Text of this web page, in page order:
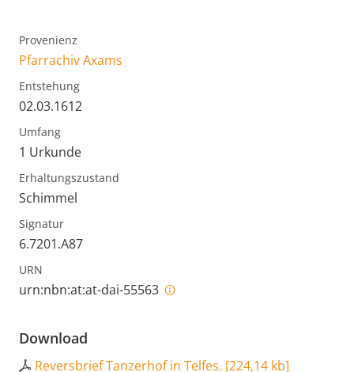
Provenienz
Pfarrachiv Axams
Entstehung
02.03.1612
Umfang
1 Urkunde
Erhaltungszustand
Schimmel
Signatur
6.7201.A87
URN
urn:nbn:at:at-dai-55563
Download
Reversbrief Tanzerhof in Telfes. [224,14 kb]